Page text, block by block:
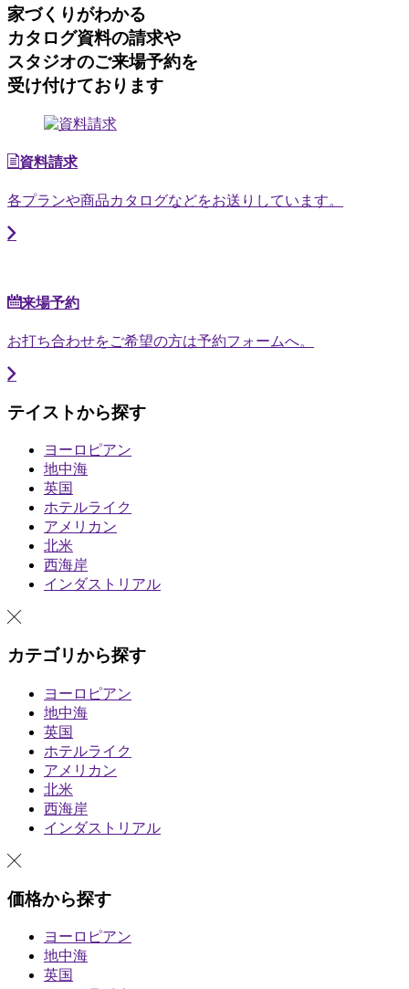
家づくりがわかる
カタログ資料の請求や
スタジオのご来場予約を
受け付けております
資料請求
各プランや商品カタログなどをお送りしています。
来場予約
お打ち合わせをご希望の方は予約フォームへ。
テイストから探す
ヨーロピアン
地中海
英国
ホテルライク
アメリカン
北米
西海岸
インダストリアル
カテゴリから探す
ヨーロピアン
地中海
英国
ホテルライク
アメリカン
北米
西海岸
インダストリアル
価格から探す
ヨーロピアン
地中海
英国